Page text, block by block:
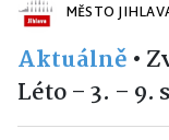
MĚSTO
Aktuálně •
Léto – 3. – 9.